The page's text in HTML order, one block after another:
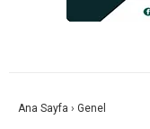
Ana Sayfa › Genel